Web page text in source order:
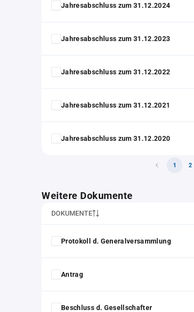
Jahresabschluss zum 31.12.2024
Jahresabschluss zum 31.12.2023
Jahresabschluss zum 31.12.2022
Jahresabschluss zum 31.12.2021
Jahresabschluss zum 31.12.2020
1 2
Weitere Dokumente
DOKUMENTE
Protokoll d. Generalversammlung
Antrag
Beschluss d. Gesellschafter